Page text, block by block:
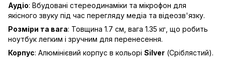
Аудіо: Вбудовані стереодинаміки та мікрофон для
якісного звуку під час перегляду медіа та відеозв'язку.
Розміри та вага: Товщина 1.7 см, вага 1.35 кг, що робить
ноутбук легким і зручним для перенесення.
Корпус: Алюмінієвий корпус в кольорі Silver (Сріблястий).